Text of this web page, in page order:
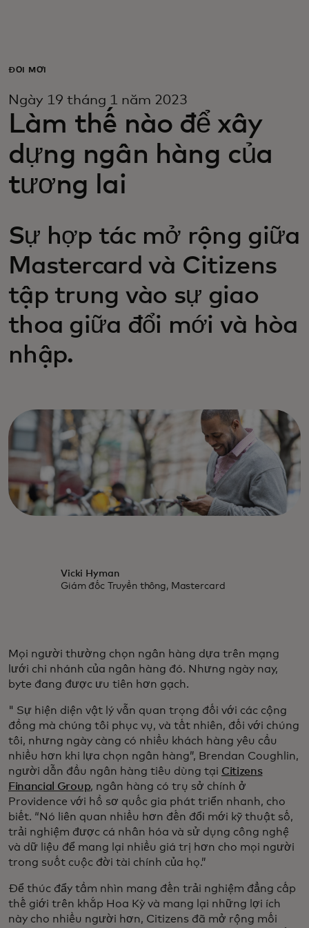
Dành cho doanh nghiệp
Dành cho thế giới
Dành cho nhà đổi mới
ĐỔI MỚI
Ngày 19 tháng 1 năm 2023
Làm thế nào để xây
dựng ngân hàng của
tương lai
Sự hợp tác mở rộng giữa
Mastercard và Citizens
tập trung vào sự giao
thoa giữa đổi mới và hòa
nhập.
Vicki Hyman
Giám đốc Truyền thông, Mastercard
Mọi người thường chọn ngân hàng dựa trên mạng
lưới chi nhánh của ngân hàng đó. Nhưng ngày nay,
byte đang được ưu tiên hơn gạch.
" Sự hiện diện vật lý vẫn quan trọng đối với các cộng
đồng mà chúng tôi phục vụ, và tất nhiên, đối với chúng
tôi, nhưng ngày càng có nhiều khách hàng yêu cầu
nhiều hơn khi lựa chọn ngân hàng”, Brendan Coughlin,
người dẫn đầu ngân hàng tiêu dùng tại Citizens
Financial Group, ngân hàng có trụ sở chính ở
Providence với hồ sơ quốc gia phát triển nhanh, cho
biết. “Nó liên quan nhiều hơn đến đổi mới kỹ thuật số,
trải nghiệm được cá nhân hóa và sử dụng công nghệ
và dữ liệu để mang lại nhiều giá trị hơn cho mọi người
trong suốt cuộc đời tài chính của họ.”
Để thúc đẩy tầm nhìn mang đến trải nghiệm đẳng cấp
thế giới trên khắp Hoa Kỳ và mang lại những lợi ích
này cho nhiều người hơn, Citizens đã mở rộng mối